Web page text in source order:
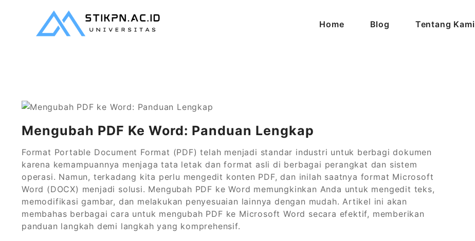
Home Blog Tentang Kami
Mengubah PDF Ke Word: Panduan Lengkap
Format Portable Document Format (PDF) telah menjadi standar industri untuk berbagi dokumen
karena kemampuannya menjaga tata letak dan format asli di berbagai perangkat dan sistem
operasi. Namun, terkadang kita perlu mengedit konten PDF, dan inilah saatnya format Microsoft
Word (DOCX) menjadi solusi. Mengubah PDF ke Word memungkinkan Anda untuk mengedit teks,
memodifikasi gambar, dan melakukan penyesuaian lainnya dengan mudah. Artikel ini akan
membahas berbagai cara untuk mengubah PDF ke Microsoft Word secara efektif, memberikan
panduan langkah demi langkah yang komprehensif.